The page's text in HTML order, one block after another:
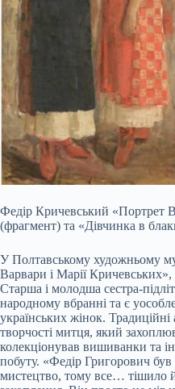
Федір Кричевський «Портрет
(фрагмент) та «Дівчинка в
У Полтавському художньому
Варвари і Марії
Старша і молодша сестра-
народному вбранні та є
українських жінок. Традиційні
творчості митця, який
колекціонував вишиванки та
побуту. «Федір Григорович
мистецтво, тому все… тішило